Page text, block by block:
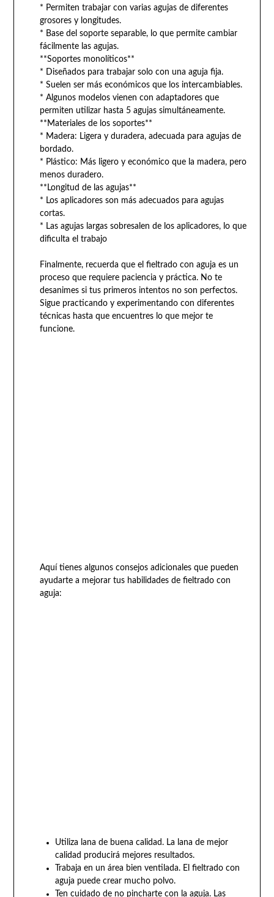
* Permiten trabajar con varias agujas de diferentes
grosores y longitudes.
* Base del soporte separable, lo que permite cambiar
fácilmente las agujas.
**Soportes monolíticos**
* Diseñados para trabajar solo con una aguja fija.
* Suelen ser más económicos que los intercambiables.
* Algunos modelos vienen con adaptadores que
permiten utilizar hasta 5 agujas simultáneamente.
**Materiales de los soportes**
* Madera: Ligera y duradera, adecuada para agujas de
bordado.
* Plástico: Más ligero y económico que la madera, pero
menos duradero.
**Longitud de las agujas**
* Los aplicadores son más adecuados para agujas
cortas.
* Las agujas largas sobresalen de los aplicadores, lo que
dificulta el trabajo
Finalmente, recuerda que el fieltrado con aguja es un
proceso que requiere paciencia y práctica. No te
desanimes si tus primeros intentos no son perfectos.
Sigue practicando y experimentando con diferentes
técnicas hasta que encuentres lo que mejor te
funcione.
Aquí tienes algunos consejos adicionales que pueden
ayudarte a mejorar tus habilidades de fieltrado con
aguja:
Utiliza lana de buena calidad. La lana de mejor
calidad producirá mejores resultados.
Trabaja en un área bien ventilada. El fieltrado con
aguja puede crear mucho polvo.
Ten cuidado de no pincharte con la aguja. Las